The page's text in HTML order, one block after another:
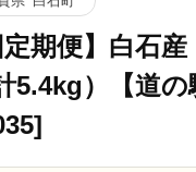
定期便】白石
5.4kg）【道